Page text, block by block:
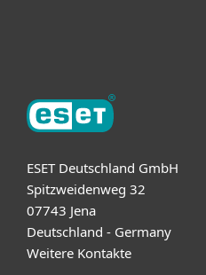
ESET Deutschland GmbH
Spitzweidenweg 32
07743 Jena
Deutschland - Germany
Weitere Kontakte